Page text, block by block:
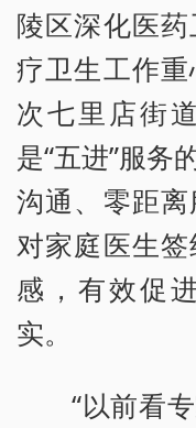
陵区深化医
疗卫生工作
次七里店街
是“五进”服务
沟通、零距
对家庭医生
感，有效促
实。
“以前看